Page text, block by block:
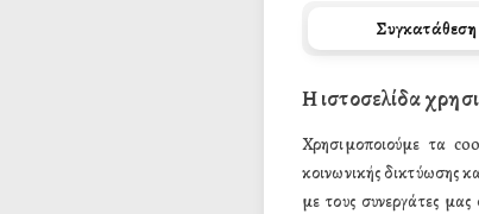
Συγκατάθεση
Η ιστοσελίδα
Χρησιμοποιούμε τα
κοινωνικής δικτύωσης
με τους συνεργάτες